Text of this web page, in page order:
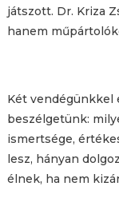
játszott. Dr. Kriza
hanem
Két vendégünkkel
beszélgetünk:
ismertsége,
lesz, hányan
élnek, ha nem